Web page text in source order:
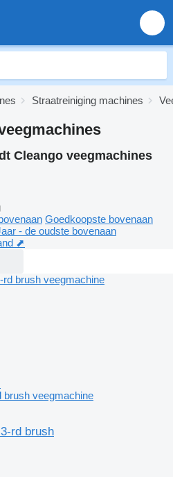
Straatreiniging machines
Cleango veegmachines
Goedkoopste bovenaan
- de oudste bovenaan
⬈
brush veegmachine
rd brush